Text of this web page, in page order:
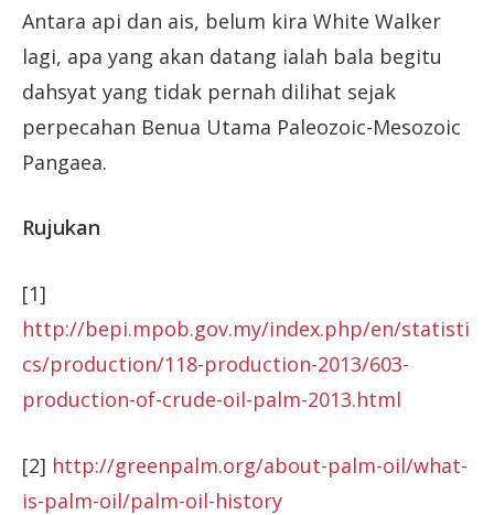
Antara api dan ais, belum kira White Walker
lagi, apa yang akan datang ialah bala begitu
dahsyat yang tidak pernah dilihat sejak
perpecahan Benua Utama Paleozoic-Mesozoic
Pangaea.
Rujukan
[1]
http://bepi.mpob.gov.my/index.php/en/statisti
cs/production/118-production-2013/603-
production-of-crude-oil-palm-2013.html
[2] http://greenpalm.org/about-palm-oil/what-
is-palm-oil/palm-oil-history